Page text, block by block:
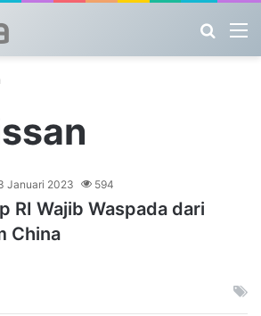
Januari 2023 594
RI Wajib Waspada dari
China